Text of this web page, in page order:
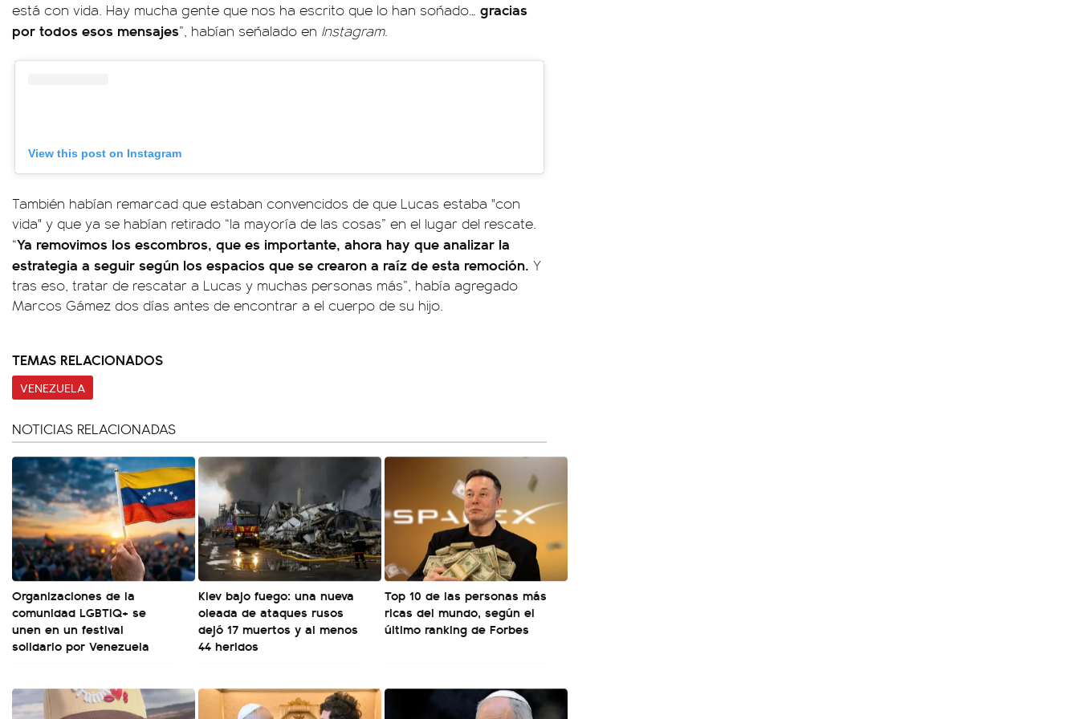
está con vida. Hay mucha gente que nos ha escrito que lo han soñado… gracias
por todos esos mensajes”, habían señalado en Instagram.
View this post on Instagram
También habían remarcad que estaban convencidos de que Lucas estaba "con
vida" y que ya se habían retirado “la mayoría de las cosas” en el lugar del rescate.
“Ya removimos los escombros, que es importante, ahora hay que analizar la
estrategia a seguir según los espacios que se crearon a raíz de esta remoción. Y
tras eso, tratar de rescatar a Lucas y muchas personas más”, había agregado
Marcos Gámez dos días antes de encontrar a el cuerpo de su hijo.
TEMAS RELACIONADOS
VENEZUELA
NOTICIAS RELACIONADAS
Organizaciones de la
comunidad LGBTIQ+ se
unen en un festival
solidario por Venezuela
Kiev bajo fuego: una nueva
oleada de ataques rusos
dejó 17 muertos y al menos
44 heridos
Top 10 de las personas más
ricas del mundo, según el
último ranking de Forbes